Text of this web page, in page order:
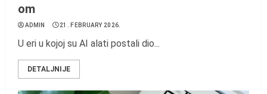
om
ADMIN 21. FEBRUARY 2026.
U eri u kojoj su AI alati postali dio...
DETALJNIJE